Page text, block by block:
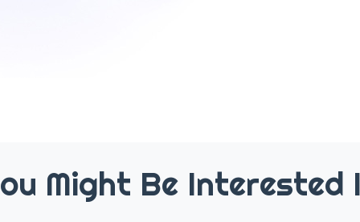
Might Be Interested